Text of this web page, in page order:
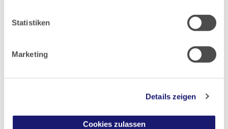
Statistiken
Marketing
Details zeigen
Cookies zulassen
Fon: +45 6190066414
Website: